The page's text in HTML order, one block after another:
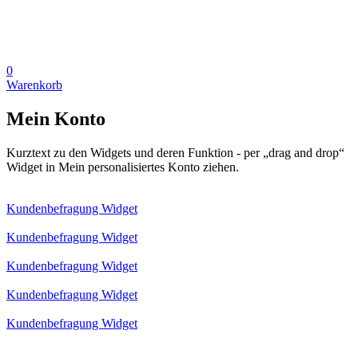
0
Warenkorb
Mein Konto
Kurztext zu den Widgets und deren Funktion - per „drag and drop“
Widget in Mein personalisiertes Konto ziehen.
Kundenbefragung Widget
Kundenbefragung Widget
Kundenbefragung Widget
Kundenbefragung Widget
Kundenbefragung Widget